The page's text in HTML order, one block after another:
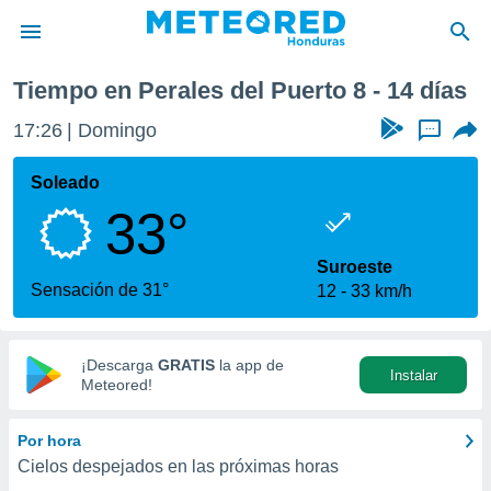
de
ha sido
calidad.
a este
las
y
digital
basada
Tiempo en Perales del Puerto 8 - 14 días
17:26 Domingo ...
Soleado
33°
Sensación de 31°
Suroeste
12
33 km/h
¡Descarga GRATIS la app de
Meteored!
Instalar
Por hora
Cielos despejados en las próximas horas